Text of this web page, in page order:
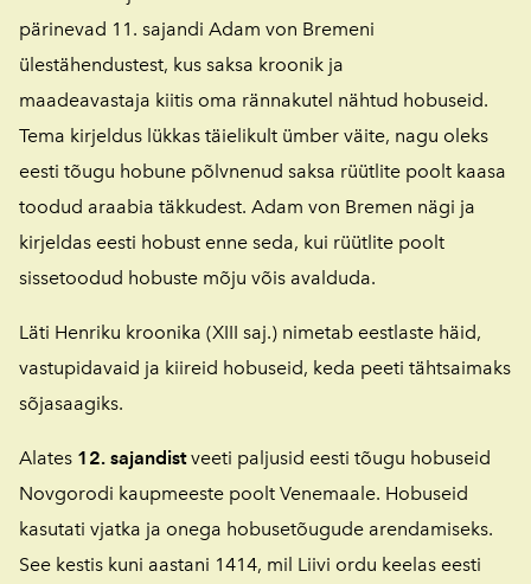
pärinevad 11. sajandi Adam von Bremeni
ülestähendustest, kus saksa kroonik ja
maadeavastaja kiitis oma rännakutel nähtud hobuseid.
Tema kirjeldus lükkas täielikult ümber väite, nagu oleks
eesti tõugu hobune põlvnenud saksa rüütlite poolt kaasa
toodud araabia täkkudest. Adam von Bremen nägi ja
kirjeldas eesti hobust enne seda, kui rüütlite poolt
sissetoodud hobuste mõju võis avalduda.
Läti Henriku kroonika (XIII saj.) nimetab eestlaste häid,
vastupidavaid ja kiireid hobuseid, keda peeti tähtsaimaks
sõjasaagiks.
Alates 12. sajandistveeti paljusid eesti tõugu hobuseid
Novgorodi kaupmeeste poolt Venemaale. Hobuseid
kasutati vjatka ja onega hobusetõugude arendamiseks.
See kestis kuni aastani 1414, mil Liivi ordu keelas eesti